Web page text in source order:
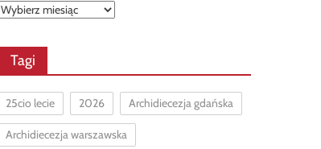
Archiwa
Tagi
25cio lecie 2026 Archidiecezja gdańska
Archidiecezja warszawska